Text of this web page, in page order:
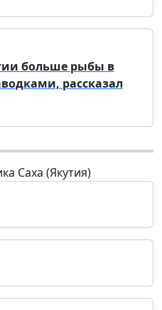
больше рыбы в
рассказал
Саха (Якутия)